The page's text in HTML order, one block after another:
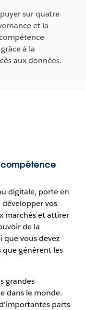
sur quatre
et la
à la
aux données.
compétence
digitale, porte en
développer vos
marchés et attirer
de la
que vous devez
génèrent les
grandes
dans le monde.
parts